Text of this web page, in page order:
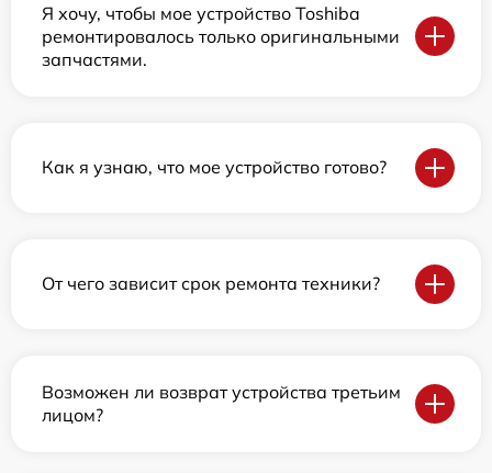
Я хочу, чтобы мое устройство Toshiba
ремонтировалось только оригинальными
запчастями.
Как я узнаю, что мое устройство готово?
От чего зависит срок ремонта техники?
Возможен ли возврат устройства третьим
лицом?